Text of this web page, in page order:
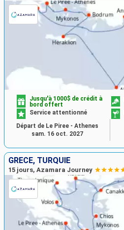
Jusqu'à 1000$ de crédit à
bord offert
Service attentionné
Départ de Le Piree - Athenes
sam. 16 oct. 2027
GRÈCE, TURQUIE
15 jours, Azamara Journey